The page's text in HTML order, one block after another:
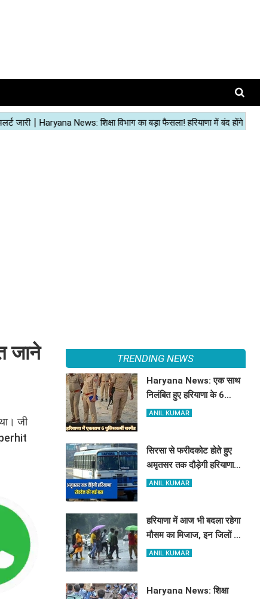
जाने
जी
TRENDING NEWS
Haryana News: एक साथ
निलंबित हुए हरियाणा के 6
पुलिसकर्मी, जानिए क्या है पूरा
ANIL KUMAR
सिरसा से फरीदकोट होते हुए
अमृतसर तक दौड़ेगी हरियाणा
रोडवेज की नई बस, देखें पूरा
ANIL KUMAR
हरियाणा में आज भी बदला रहेगा
मौसम का मिजाज, इन जिलों में
भारी बारिश का अलर्ट जारी
ANIL KUMAR
Haryana News: शिक्षा